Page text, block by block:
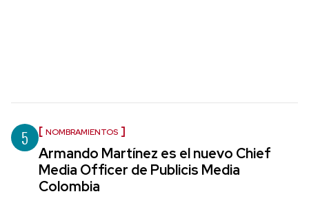
5 NOMBRAMIENTOS
Armando Martínez es el nuevo Chief
Media Officer de Publicis Media
Colombia